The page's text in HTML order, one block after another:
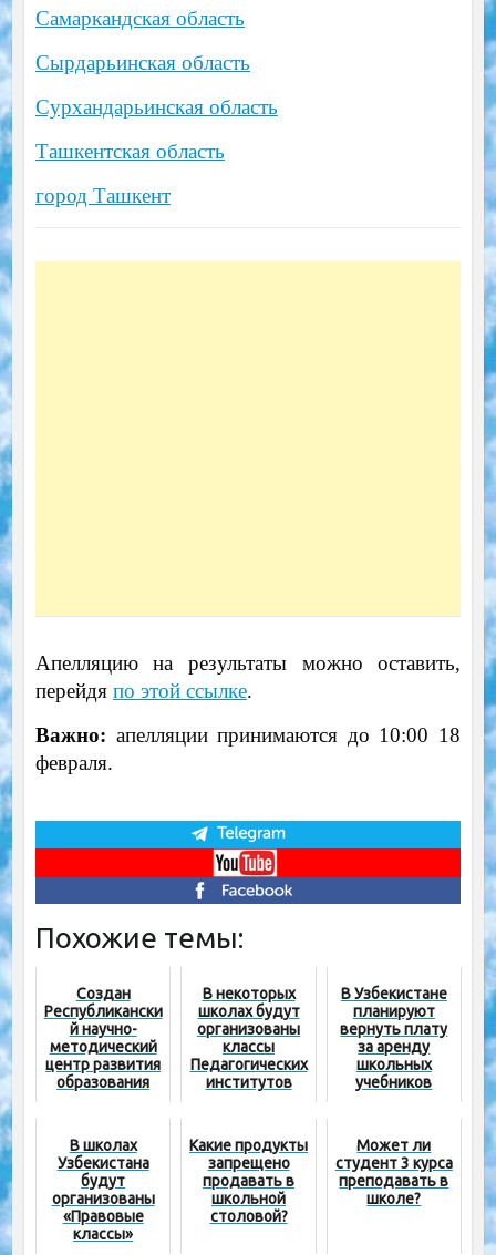
Самаркандская область
Сырдарьинская область
Сурхандарьинская область
Ташкентская область
город Ташкент
Апелляцию на результаты можно оставить,
перейдя по этой ссылке.
Важно: апелляции принимаются до 10:00 18
февраля.
Похожие темы:
Создан
Республикански
й научно-
методический
центр развития
образования
В некоторых
школах будут
организованы
классы
Педагогических
институтов
В Узбекистане
планируют
вернуть плату
за аренду
школьных
учебников
В школах
Узбекистана
будут
организованы
«Правовые
классы»
Какие продукты
запрещено
продавать в
школьной
столовой?
Может ли
студент 3 курса
преподавать в
школе?